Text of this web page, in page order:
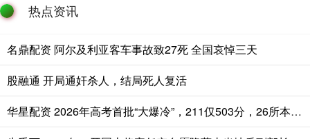
热点资讯
名鼎配资 阿尔及利亚客车事故致27死 全国哀悼三天
股融通 开局通奸杀人，结局死人复活
华星配资 2026年高考首批“大爆冷”，211仅503分，26所本科高校竟无人投档！